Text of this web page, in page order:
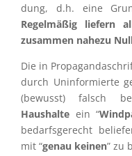
dung, d.h. eine
Regel­mä­ßig liefern
zusam­men nahezu
Die in
durch Uninfor­mierte
(bewusst) falsch
Haushalte ein “
bedarfs­ge­recht
mit “genau keinen” zu